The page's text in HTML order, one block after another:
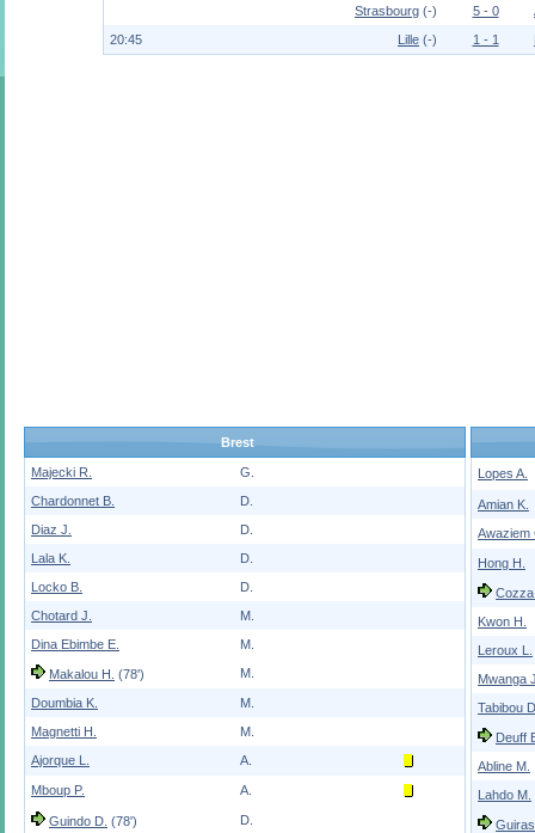
Strasbourg (-) 5 - 0
20:45
Lille (-) 1 - 1
Brest
Majecki R.
G.
Chardonnet B.
D.
Diaz J.
D.
Lala K.
D.
Locko B.
D.
Chotard J.
M.
Dina Ebimbe E.
M.
Makalou H. (78') M.
Doumbia K.
M.
Magnetti H.
M.
Ajorque L.
A.
Mboup P. A.
Guindo D. (78') D.
Lopes A.
Amian K.
Awaziem
Hong H.
Kwon H.
Leroux L.
Mwanga
Tabibou
Deuff
Abline M.
Lahdo M.